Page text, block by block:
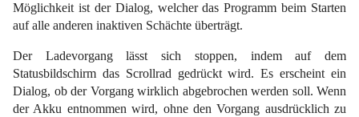
Möglichkeit ist der Dialog, welcher das Programm beim Starten
auf alle anderen inaktiven Schächte überträgt.
Der Ladevorgang lässt sich stoppen, indem auf dem
Statusbildschirm das Scrollrad gedrückt wird. Es erscheint ein
Dialog, ob der Vorgang wirklich abgebrochen werden soll. Wenn
der Akku entnommen wird, ohne den Vorgang ausdrücklich zu